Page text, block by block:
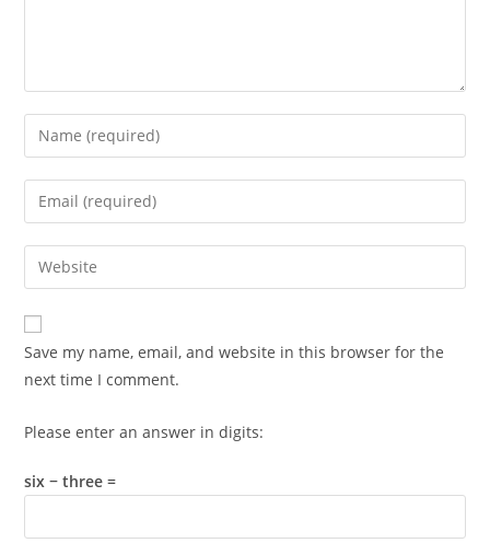
Enter
your
name
comment
Enter
your
email
address
comment
Enter
your
website
URL
(optional)
Save my name, email, and website in this browser for the
next time I comment.
Please enter an answer in digits:
six − three =